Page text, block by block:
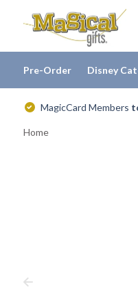
Pre-Order Disney
MagicCard Members
Home